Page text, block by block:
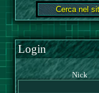
Login
Nick